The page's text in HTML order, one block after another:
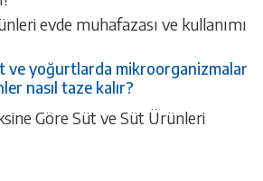
evde muhafazası ve kullanımı
ve yoğurtlarda mikroorganizmalar
nasıl taze kalır?
Göre Süt ve Süt Ürünleri